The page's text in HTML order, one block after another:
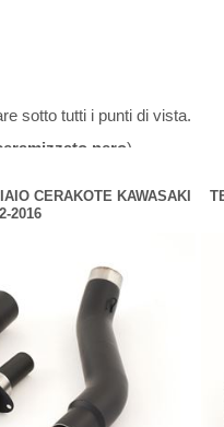
sotto tutti i punti di vista.
nero).
l'occorrente per il
CERAKOTE KAWASAKI
2016